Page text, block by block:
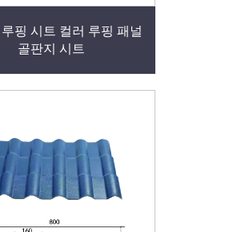
핑 시트 컬러 루핑 패널
골판지 시트